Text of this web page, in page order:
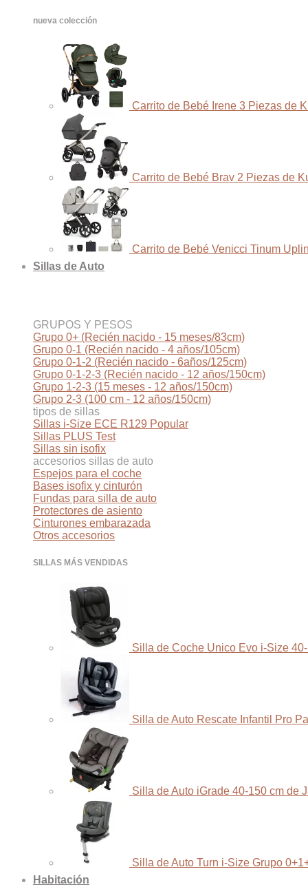
nueva colección
Carrito de Bebé Irene 3 Piezas de
Carrito de Bebé Brav 2 Piezas de
Carrito de Bebé Venicci Tinum
Sillas de Auto
GRUPOS Y PESOS
Grupo 0+ (Recién nacido - 15 meses/83cm)
Grupo 0-1 (Recién nacido - 4 años/105cm)
Grupo 0-1-2 (Recién nacido - 6años/125cm)
Grupo 0-1-2-3 (Recién nacido - 12 años/150cm)
Grupo 1-2-3 (15 meses - 12 años/150cm)
Grupo 2-3 (100 cm - 12 años/150cm)
tipos de sillas
Sillas i-Size ECE R129
Sillas PLUS Test
Sillas sin isofix
accesorios sillas de auto
Espejos para el coche
Bases isofix y cinturón
Fundas para silla de auto
Protectores de asiento
Cinturones embarazada
Otros accesorios
SILLAS MÁS VENDIDAS
Silla de Coche Unico Evo i-Size
Silla de Auto Rescate Infantil Pro
Silla de Auto iGrade 40-150 cm de
Silla de Auto Turn i-Size Grupo
Habitación